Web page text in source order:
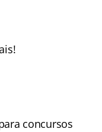
concursos